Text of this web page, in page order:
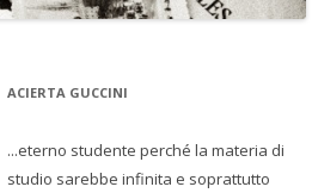
ACIERTA GUCCINI
...eterno studente perché la materia di
studio sarebbe infinita e soprattutto